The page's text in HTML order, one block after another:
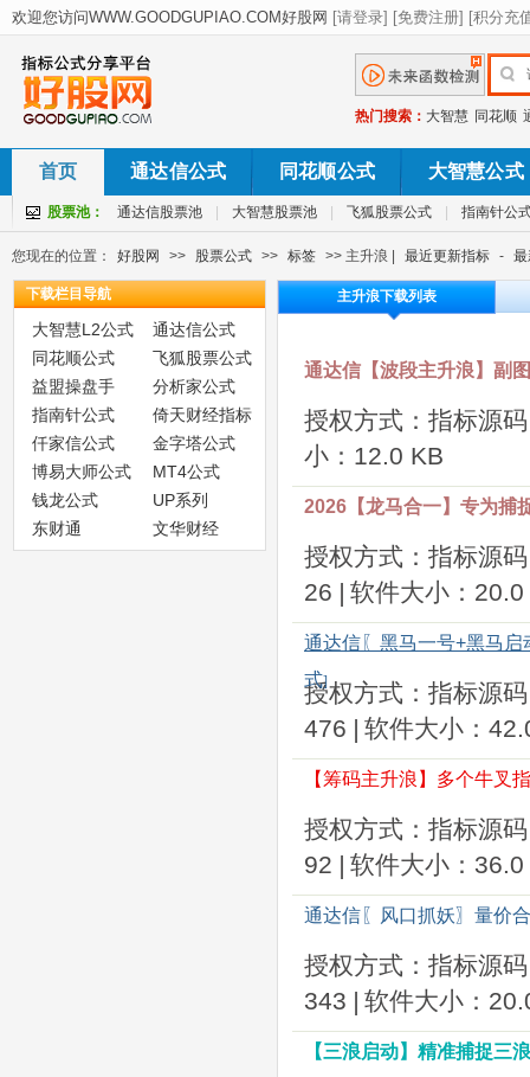
热门搜索： 大智慧 同花顺
首页 通达信公式 同花顺公式 大智慧公式
股票池： 通达信股票池 大智慧股票池 飞狐股票公式 指南针公
您现在的位置： 好股网 >> 股票公式 >> 标签 >> 主升浪 | 最近更新指标 -
下载栏目导航
大智慧L2公式
通达信公式
同花顺公式
飞狐股票公式
益盟操盘手
分析家公式
指南针公式
倚天财经指标
仟家信公式
金字塔公式
博易大师公式
MT4公式
钱龙公式
UP系列
东财通
文华财经
主升浪下载列表
通达信【波段主升浪】副
授权方式：指标源码
小：12.0 KB
2026【龙马合一】专为捕
授权方式：指标源码
26 | 软件大小：20.0
通达信〖黑马一号+黑马
式]
授权方式：指标源码
476 | 软件大小：
【筹码主升浪】多个牛叉
授权方式：指标源码
92 | 软件大小：36.0
通达信〖风口抓妖〗量价
授权方式：指标源码
343 | 软件大小：
【三浪启动】精准捕捉三